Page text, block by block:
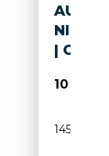
AUDI
| C
10 750€
145 408